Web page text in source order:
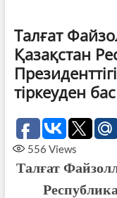
Талғат
Қазақстан
тіркеуден
556 Views
Талғат